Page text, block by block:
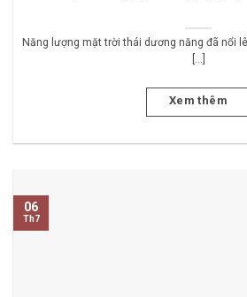
Năng lượng mặt trời thái dương năng đã nổi
[...]
Xem thêm
06
Th7